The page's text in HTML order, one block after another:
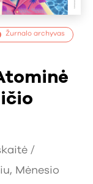
Žurnalo archyvas
/
, Mėnesio